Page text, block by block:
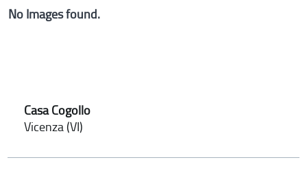
No Images found.
Casa Cogollo
Vicenza (VI)